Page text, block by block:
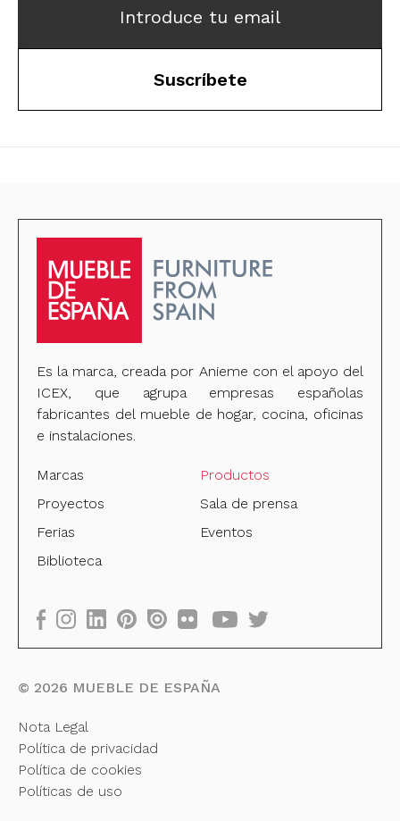
Introduce tu email
Suscríbete
Es la marca, creada por Anieme con el apoyo del
ICEX, que agrupa empresas españolas
fabricantes del mueble de hogar, cocina, oficinas
e instalaciones.
Marcas
Productos
Proyectos
Sala de prensa
Ferias
Eventos
Biblioteca
© 2026 MUEBLE DE ESPAÑA
Nota Legal
Política de privacidad
Política de cookies
Políticas de uso